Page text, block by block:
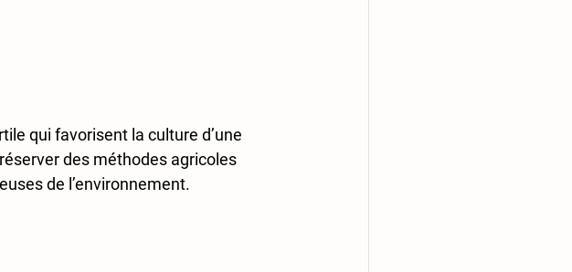
qui favorisent la culture d’une
des méthodes agricoles
de l’environnement.